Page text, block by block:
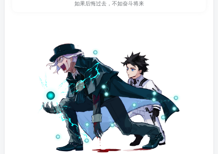
如果后悔过去，不如奋斗将来